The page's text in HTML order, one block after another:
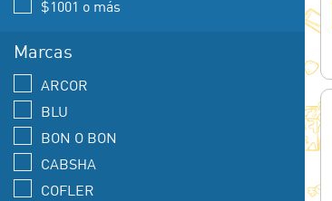
$1001 o más
Marcas
ARCOR
BLU
BON O BON
CABSHA
COFLER